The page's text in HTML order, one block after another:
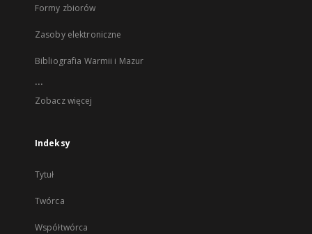
Formy zbiorów
Zasoby elektroniczne
Bibliografia Warmii i Mazur
...
Zobacz więcej
Indeksy
Tytuł
Twórca
Współtwórca